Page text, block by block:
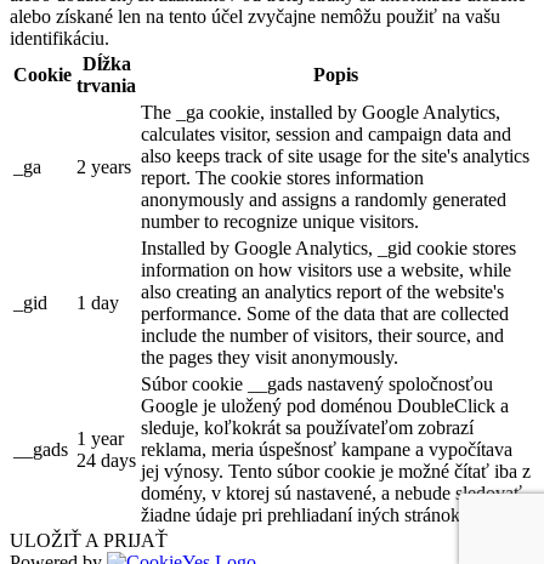
alebo získané len na tento účel zvyčajne nemôžu použiť na vašu
identifikáciu.
Cookie
Dĺžka
trvania
Popis
_ga 2 years
The _ga cookie, installed by Google Analytics,
calculates visitor, session and campaign data and
also keeps track of site usage for the site's analytics
report. The cookie stores information
anonymously and assigns a randomly generated
number to recognize unique visitors.
_gid 1 day
Installed by Google Analytics, _gid cookie stores
information on how visitors use a website, while
also creating an analytics report of the website's
performance. Some of the data that are collected
include the number of visitors, their source, and
the pages they visit anonymously.
__gads
1 year
24 days
Súbor cookie __gads nastavený spoločnosťou
Google je uložený pod doménou DoubleClick a
sleduje, koľkokrát sa používateľom zobrazí
reklama, meria úspešnosť kampane a vypočítava
jej výnosy. Tento súbor cookie je možné čítať iba z
domény, v ktorej sú nastavené, a nebude sledovať
žiadne údaje pri prehliadaní iných stránok.
ULOŽIŤ A PRIJAŤ